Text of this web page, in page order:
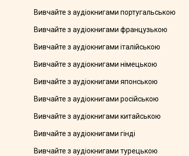
Вивчайте з аудіокнигами португальською
Вивчайте з аудіокнигами французькою
Вивчайте з аудіокнигами італійською
Вивчайте з аудіокнигами німецькою
Вивчайте з аудіокнигами японською
Вивчайте з аудіокнигами російською
Вивчайте з аудіокнигами китайською
Вивчайте з аудіокнигами гінді
Вивчайте з аудіокнигами турецькою